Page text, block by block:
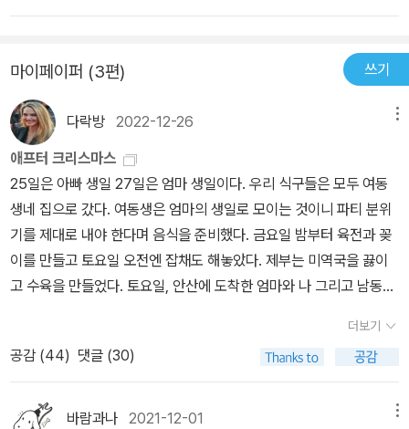
데요. 이왕 시작했으니 마침표를 보자는 기분으로 읽으며, 조금씩 재
미의 감각이 돌아오자 위의 즉흥 감상을 적어볼 수 있었습니다. 그
렇다는 건 이 책은 재미있다는 거냐구요? 음~ 요즘은 주관적이어야
할 감상문도 객관적으로 쓰는 방법에 대한 교육(?)이 있는 것 같다는
건 잠시 옆으로 밀어두고, 이런저런 일에 치이다 보니 덕력(?)이 떨어
지며 재미를 느끼는 감각이 둔해진 것이 아닐까 생각합니다. 다른 말
로 하면 콩깍지가 벗겨져 버린 것이 아닐까 하는데요. 다른 이야기라
면 몰라도 ‘피가 흐르는 곳에’는 제법 흥미롭게 읽었습니다. 위의 간
추림을 보니 ‘빌 호지스 3부작’과 관련되어 있는 거 같은데, 정말이냐
구요? 관련되어 있기도 하지만, 그렇지 않기도 합니다. ‘빌 호지스 3
Outsider, 2018’의 후속 중편에 해당합니다. 다르게 적으면 ‘홀리 기
따로 확인해주시기 바랍니다. 이 부분은 어떻게 적더라도 스포일러가
마이페이퍼 (3편) 쓰기
다락방 2022-12-26
애프터 크리스마스
25일은 아빠 생일 27일은 엄마 생일이다. 우리 식구들은 모두 여동
생네 집으로 갔다. 여동생은 엄마의 생일로 모이는 것이니 파티 분위
기를 제대로 내야 한다며 음식을 준비했다. 금요일 밤부터 육전과 꽂
이를 만들고 토요일 오전엔 잡채도 해놓았다. 제부는 미역국을 끓이
고 수육을 만들었다. 토요일, 안산에 도착한 엄마와 나 그리고 남동생
고 과자를 사줬다. 아가 조카 입힐 내복도 몇 벌 샀다. 엄마랑 나는 산
책을 하자며 걷기를 택했고 남동생은 조카들을 데리고 먼저 짐을 들
고 들어갔다. 엄마와 나는 일단 제과점에 가 숫자초를 사기로 했다. 마
트의 제과점엔 없더라. 나는 SPC 불매를 한 지 몇 개월 된 터라 파리
더보기
공감 (44) 댓글 (30)
바람과나 2021-12-01